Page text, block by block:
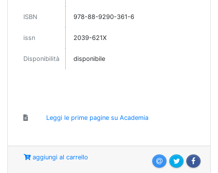
ISBN 978-88-9290-361-6
issn 2039-621X
Disponibilità disponibile
Leggi le prime pagine su Academia
aggiungi al carrello